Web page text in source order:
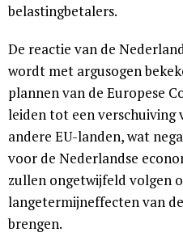
belastingbetalers.
De reactie van de
wordt met argusogen
plannen van de Europese
leiden tot een verschuiving
andere EU-landen, wat
voor de Nederlandse
zullen ongetwijfeld volgen
langetermijneffecten van
brengen.